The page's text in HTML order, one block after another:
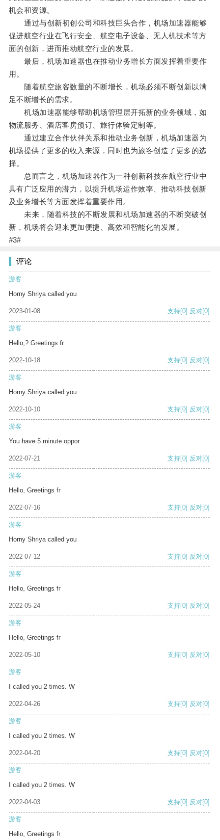
机会和资源。
通过与创新初创公司和科技巨头合作，机场加速器能够
促进航空行业在飞行安全、航空电子设备、无人机技术等方
面的创新，进而推动航空行业的发展。
最后，机场加速器也在推动业务增长方面发挥着重要作
用。
随着航空旅客数量的不断增长，机场必须不断创新以满
足不断增长的需求。
机场加速器能够帮助机场管理层开拓新的业务领域，如
物流服务、酒店客房预订、旅行体验定制等。
通过建立合作伙伴关系和推动业务创新，机场加速器为
机场提供了更多的收入来源，同时也为旅客创造了更多的选
择。
总而言之，机场加速器作为一种创新科技在航空行业中
具有广泛应用的潜力，以提升机场运作效率、推动科技创新
及业务增长等方面发挥着重要作用。
未来，随着科技的不断发展和机场加速器的不断突破创
新，机场将会迎来更加便捷、高效和智能化的发展。
#3#
评论
游客
Horny Shriya called you
2023-01-08 支持[0] 反对[0]
游客
Hello,? Greetings fr
2022-10-18 支持[0] 反对[0]
游客
Horny Shriya called you
2022-10-10 支持[0] 反对[0]
游客
You have 5 minute oppor
2022-07-21 支持[0] 反对[0]
游客
Hello, Greetings fr
2022-07-16 支持[0] 反对[0]
游客
Horny Shriya called you
2022-07-12 支持[0] 反对[0]
游客
Hello, Greetings fr
2022-05-24 支持[0] 反对[0]
游客
Hello, Greetings fr
2022-05-10 支持[0] 反对[0]
游客
I called you 2 times. W
2022-04-26 支持[0] 反对[0]
游客
I called you 2 times. W
2022-04-20 支持[0] 反对[0]
游客
I called you 2 times. W
2022-04-03 支持[0] 反对[0]
游客
Hello, Greetings fr